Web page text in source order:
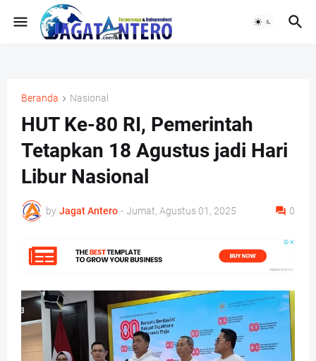
Beranda Nasional
HUT Ke-80 RI, Pemerintah
Tetapkan 18 Agustus jadi Hari
Libur Nasional
by Jagat Antero - Jumat, Agustus 01, 2025 0